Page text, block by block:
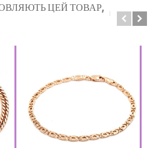
ЦЕЙ ТОВАР,